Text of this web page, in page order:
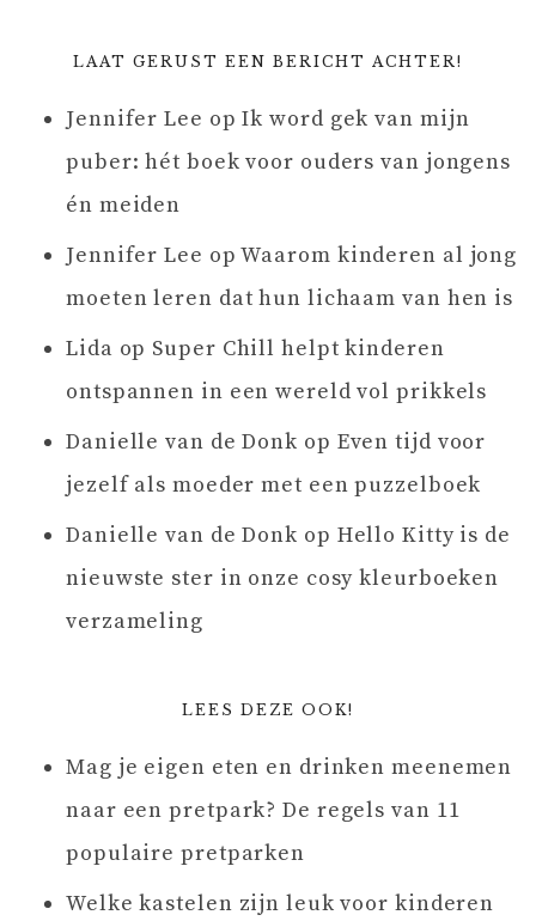
LAAT GERUST EEN BERICHT ACHTER!
Jennifer Lee opIk word gek van mijn
puber: hét boek voor ouders van jongens
én meiden
Jennifer Lee opWaarom kinderen al jong
moeten leren dat hun lichaam van hen is
Lida op Super Chill helpt kinderen
ontspannen in een wereld vol prikkels
Danielle van de Donk op Even tijd voor
jezelf als moeder met een puzzelboek
Danielle van de Donk op Hello Kitty is de
nieuwste ster in onze cosy kleurboeken
verzameling
LEES DEZE OOK!
Mag je eigen eten en drinken meenemen
naar een pretpark? De regels van 11
populaire pretparken
Welke kastelen zijn leuk voor kinderen